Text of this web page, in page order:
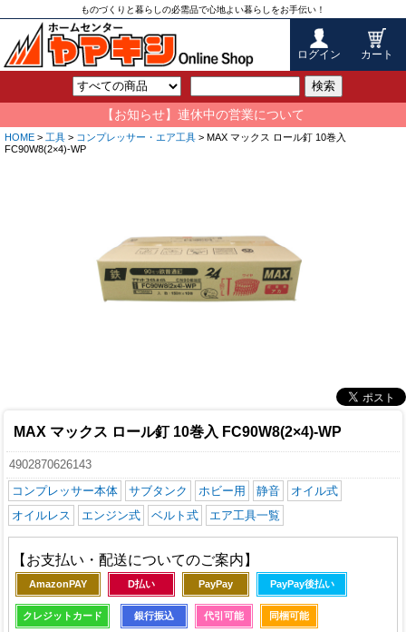
ものづくりと暮らしの必需品で心地よい暮らしをお手伝い！
ログイン カート
検索
【お知らせ】連休中の営業について
HOME > 工具 > コンプレッサー・エア工具 > MAX マックス ロール釘 10巻入
FC90W8(2×4)-WP
MAX マックス ロール釘 10巻入 FC90W8(2×4)-WP
4902870626143
コンプレッサー本体
サブタンク ホビー用 静音
オイル式
オイルレス
エンジン式 ベルト式 エア工具一覧
【お支払い・配送についてのご案内】
AmazonPAY D払い PayPay PayPay後払い
クレジットカード 銀行振込 代引可能 同梱可能